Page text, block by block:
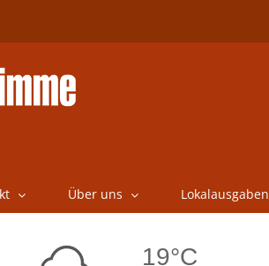
Über uns Lokalausgaben